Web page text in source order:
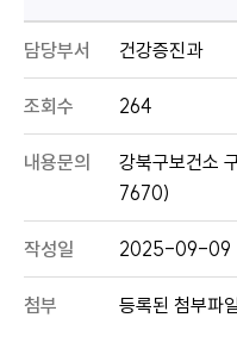
담당부서 건강증진과
조회수 264
내용문의
강북구보건소
7670)
작성일 2025-09-09
첨부 등록된 첨부파